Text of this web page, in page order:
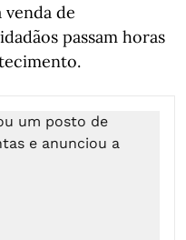
de
passam horas